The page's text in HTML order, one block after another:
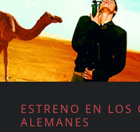
ESTRENO EN LOS
ALEMANES